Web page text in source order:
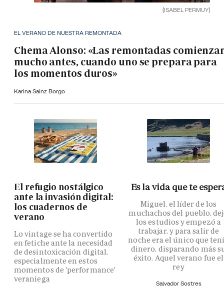
(ISABEL PERMUY)
EL VERANO DE NUESTRA REMONTADA
Chema Alonso: «Las remontadas
mucho antes, cuando uno se prepara para
los momentos duros»
Karina Sainz Borgo
El refugio nostálgico
ante la invasión digital:
los cuadernos de
verano
Lo vintage se ha convertido
en fetiche ante la necesidad
de desintoxicación digital,
especialmente en estos
momentos de 'performance'
veraniega
Es la vida que te
Miguel, el líder de los
muchachos del pueblo,
los estudios y empezó a
trabajar, y para salir de
noche era el único que
dinero, disparando más
éxito. Aquel verano fue el
rey
Salvador Sostres